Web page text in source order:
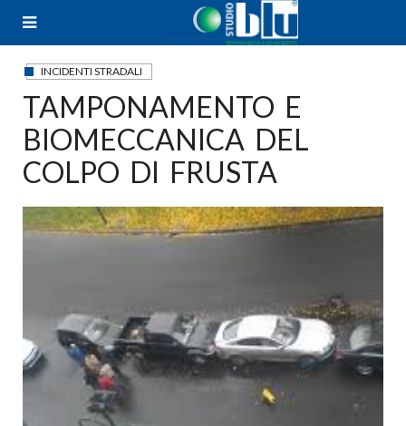
INCIDENTI STRADALI
TAMPONAMENTO E
BIOMECCANICA DEL
COLPO DI FRUSTA